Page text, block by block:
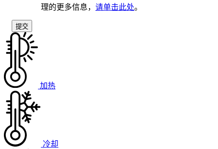
理的更多信息， 请单击此处。
加热
冷却